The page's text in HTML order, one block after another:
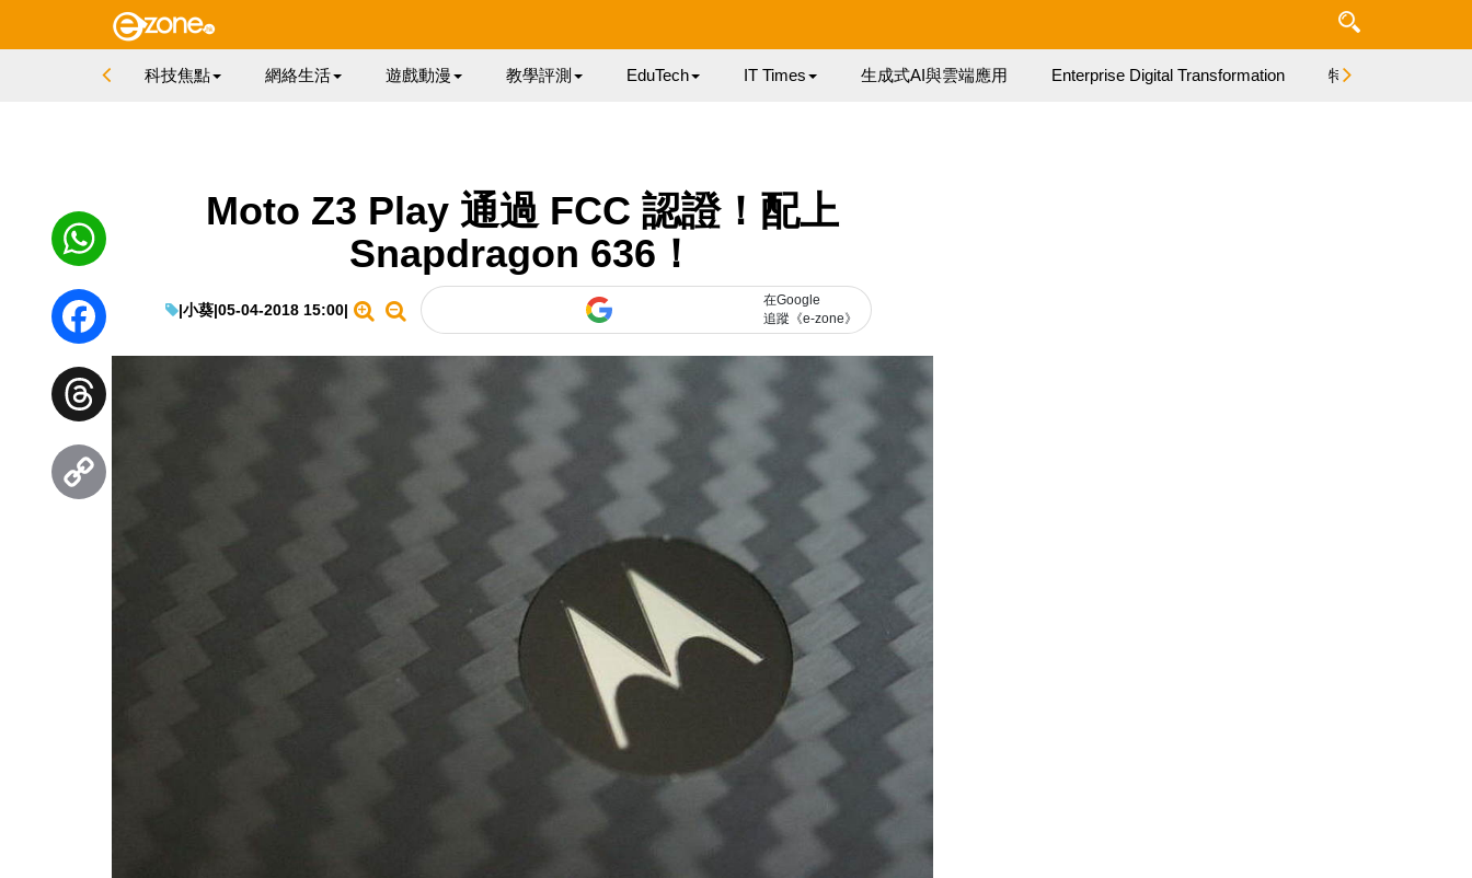
科技焦點 網絡生活 遊戲動漫 教學評測 EduTech IT Times 生成式AI與雲端應用 Enterprise Digital Transformation 特集
Moto Z3 Play 通過 FCC 認證！配上
Snapdragon 636！
|小葵|05-04-2018 15:00|
在Google
追蹤《e-zone》
WhatsApp
Facebook
Threads